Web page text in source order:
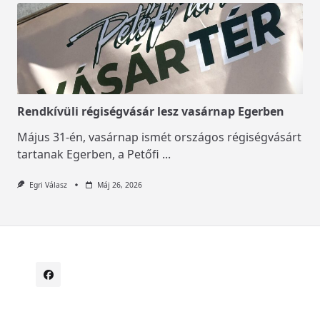
Rendkívüli régiségvásár lesz vasárnap Egerben
Május 31-én, vasárnap ismét országos régiségvásárt
tartanak Egerben, a Petőfi ...
Egri Válasz Máj 26, 2026